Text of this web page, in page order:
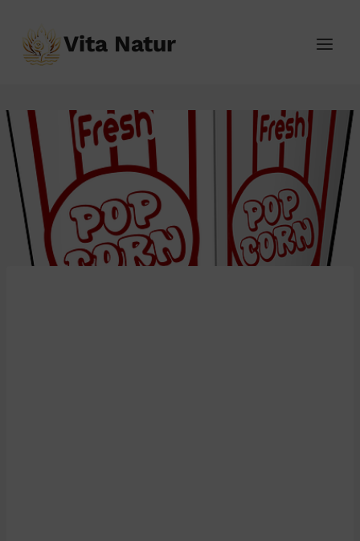
obsah
Vita Natur